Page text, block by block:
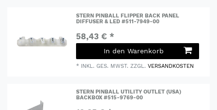
STERN PINBALL FLIPPER BACK PANEL
DIFFUSER & LED #511-7949-00
58,43 € *
In den Warenkorb
* INKL. GES. MWST. ZZGL.VERSANDKOSTEN
STERN PINBALL UTILITY OUTLET (USA)
BACKBOX #515-9769-00